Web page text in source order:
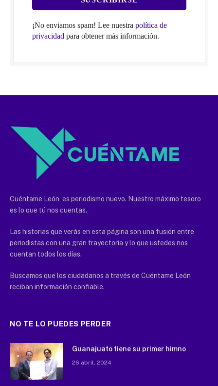
¡No enviamos spam! Lee nuestra política de
privacidad para obtener más información.
Cuéntame León, es periodismo nuevo. Nuestro máximo tesoro
es lo que tú nos cuentas.
Las historias que verás en esta página son una fusión entre
periodistas con una gran trayectoria y lo que ustedes nos
cuentan todos los días.
Buscamos que los ciudadanos a través de Cuéntame León
reciban información confiable.
NO TE LO PUEDES PERDER
Guanajuato tiene su primer himno
26 abril, 2024